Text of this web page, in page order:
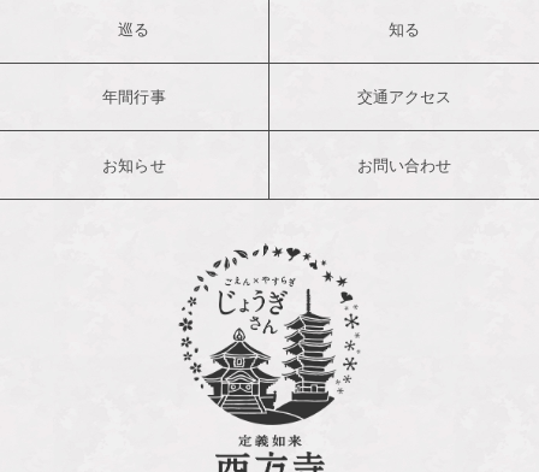
巡る 知る
年間行事 交通アクセス
お知らせ お問い合わせ